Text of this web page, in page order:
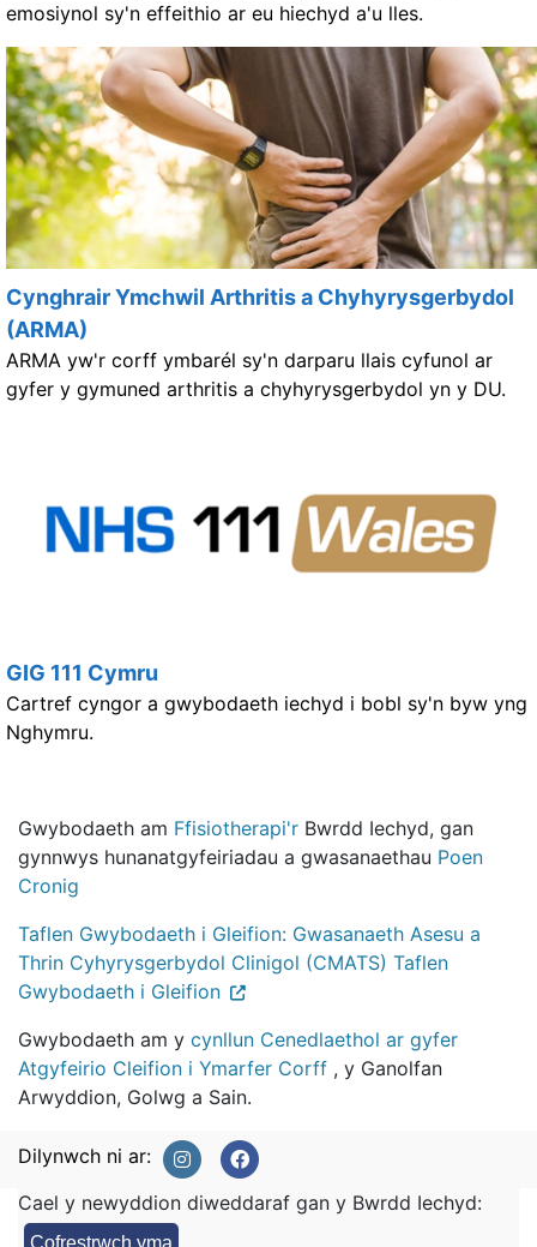
emosiynol sy'n effeithio ar eu hiechyd a'u lles.
Cynghrair Ymchwil Arthritis a Chyhyrysgerbydol
(ARMA)
ARMA yw'r corff ymbarél sy'n darparu llais cyfunol ar
gyfer y gymuned arthritis a chyhyrysgerbydol yn y DU.
GIG 111 Cymru
Cartref cyngor a gwybodaeth iechyd i bobl sy'n byw yng
Nghymru.
Gwybodaeth am Ffisiotherapi'r Bwrdd Iechyd, gan
gynnwys hunanatgyfeiriadau a gwasanaethau Poen
Cronig
Taflen Gwybodaeth i Gleifion: Gwasanaeth Asesu a
Thrin Cyhyrysgerbydol Clinigol (CMATS) Taflen
Gwybodaeth i Gleifion
Gwybodaeth am y cynllun Cenedlaethol ar gyfer
Atgyfeirio Cleifion i Ymarfer Corff , y Ganolfan
Arwyddion, Golwg a Sain.
Dilynwch ni ar:
Cael y newyddion diweddaraf gan y Bwrdd Iechyd:
Cofrestrwch yma